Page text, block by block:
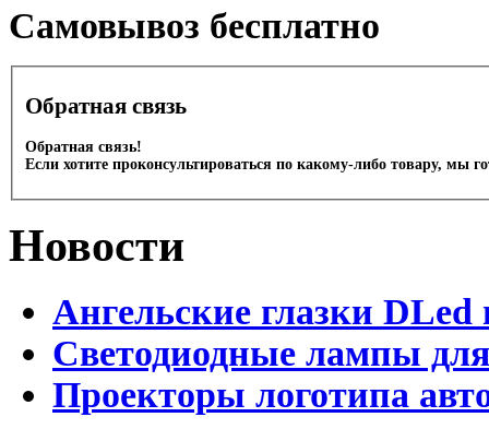
Cамовывоз бесплатно
Обратная связь
Обратная связь!
Если хотите проконсультироваться по какому-либо товару, мы
Новости
Ангельские глазки DLed
Светодиодные лампы
Проекторы логотипа